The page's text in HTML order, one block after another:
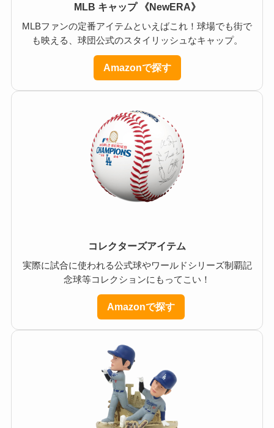
MLB キャップ 《NewERA》
MLBファンの定番アイテムといえばこれ！球場でも街で
も映える、球団公式のスタイリッシュなキャップ。
Amazonで探す
コレクターズアイテム
実際に試合に使われる公式球やワールドシリーズ制覇記
念球等コレクションにもってこい！
Amazonで探す